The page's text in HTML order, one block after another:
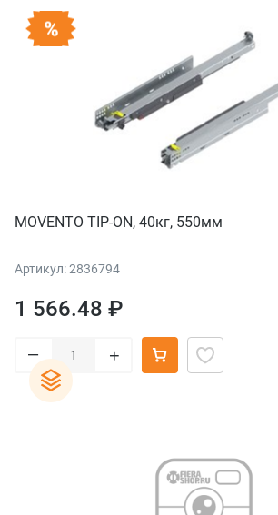
MOVENTO TIP-ON, 40кг, 550мм
Артикул: 2836794
1 566.48 ₽
– +